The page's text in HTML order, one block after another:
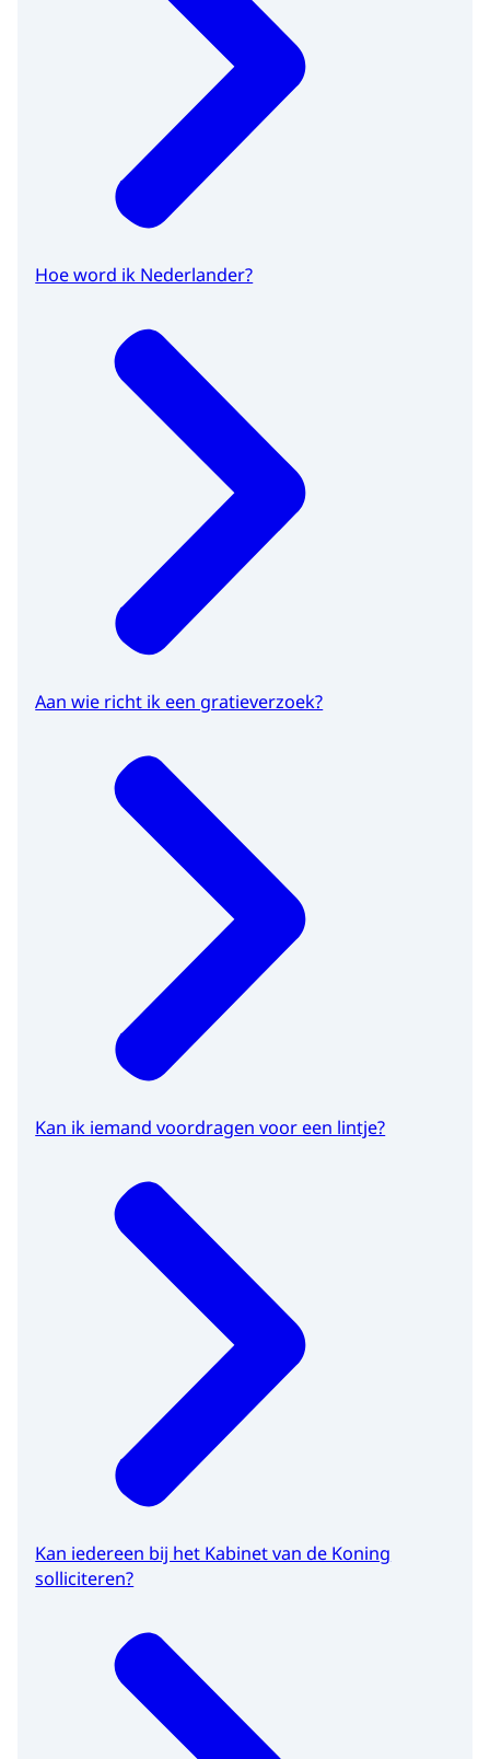
Hoe word ik Nederlander?
Aan wie richt ik een gratieverzoek?
Kan ik iemand voordragen voor een lintje?
Kan iedereen bij het Kabinet van de Koning
solliciteren?